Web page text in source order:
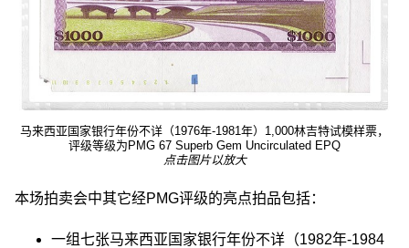
马来西亚国家银行年份不详（1976年-1981年）1,000林吉特试模样票，
评级等级为PMG 67 Superb Gem Uncirculated EPQ
点击图片以放大
本场拍卖会中其它经PMG评级的亮点拍品包括：
一组七张马来西亚国家银行年份不详（1982年-1984